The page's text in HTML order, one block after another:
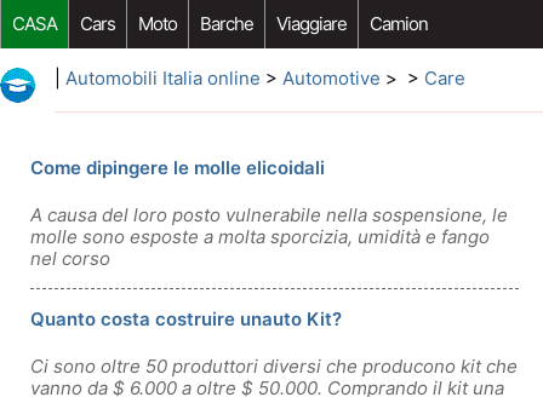
CASA Cars Moto Barche Viaggiare Camion
Riparazione Auto Acquisto Auto Car Opzioni Aftermarket
Automobili Italia online > Automotive > > Care
Come dipingere le molle elicoidali
A causa del loro posto vulnerabile nella sospensione, le
molle sono esposte a molta sporcizia, umidità e fango
nel corso
Quanto costa costruire unauto Kit?
Ci sono oltre 50 produttori diversi che producono kit che
vanno da $ 6.000 a oltre $ 50.000. Comprando il kit una